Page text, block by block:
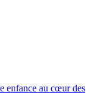
enfance au cœur des